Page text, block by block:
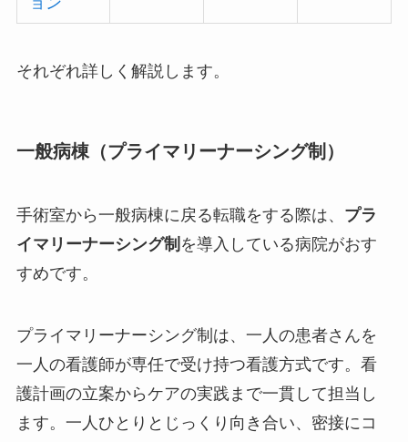
それぞれ詳しく解説します。
一般病棟（プライマリーナーシング制）
手術室から一般病棟に戻る転職をする際は、 プラ
イマリーナーシング制 を導入している病院がおす
すめです。
プライマリーナーシング制は、一人の患者さんを
一人の看護師が専任で受け持つ看護方式です。看
護計画の立案からケアの実践まで一貫して担当し
ます。一人ひとりとじっくり向き合い、密接にコ